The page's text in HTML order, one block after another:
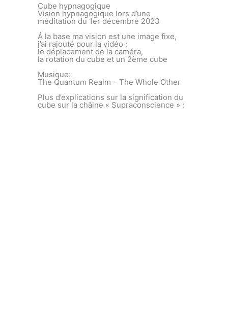
Cube hypnagogique
Vision hypnagogique lors d’une
méditation du 1er décembre 2023
Á la base ma vision est une image fixe,
j’ai rajouté pour la vidéo :
le déplacement de la caméra,
la rotation du cube et un 2ème cube
Musique:
The Quantum Realm – The Whole Other
Plus d’explications sur la signification du
cube sur la châine « Supraconscience » :